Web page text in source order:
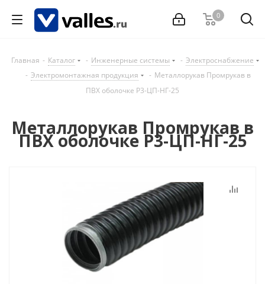
0
Главная - Каталог - Инженерные системы - Электроснабжение
- Электромонтажная продукция - Металлорукав Промрукав в
ПВХ оболочке Р3-ЦП-НГ-25
Металлорукав Промрукав в
ПВХ оболочке Р3-ЦП-НГ-25